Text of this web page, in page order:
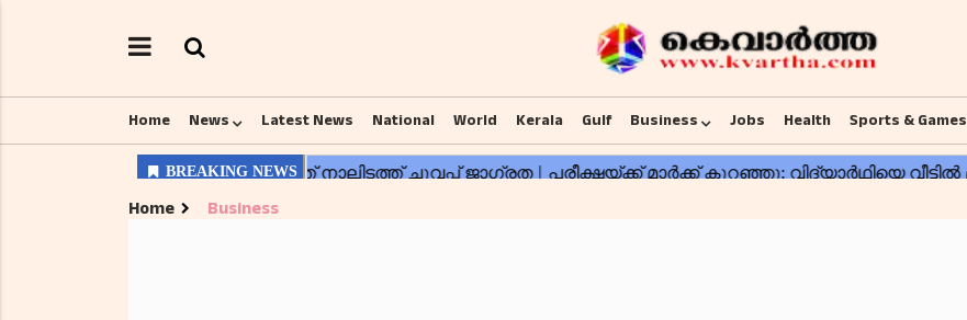
Home News Latest News National World Kerala Gulf Business Jobs Health Sports & Games
Home Business